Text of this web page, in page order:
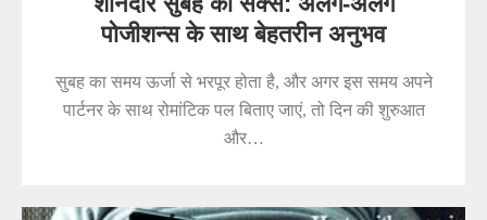
पोजीशन्स के साथ बेहतरीन अनुभव
सुबह का समय ऊर्जा से भरपूर होता है, और अगर इस समय अपने
पार्टनर के साथ रोमांटिक पल बिताए जाएं, तो दिन की शुरुआत
और…